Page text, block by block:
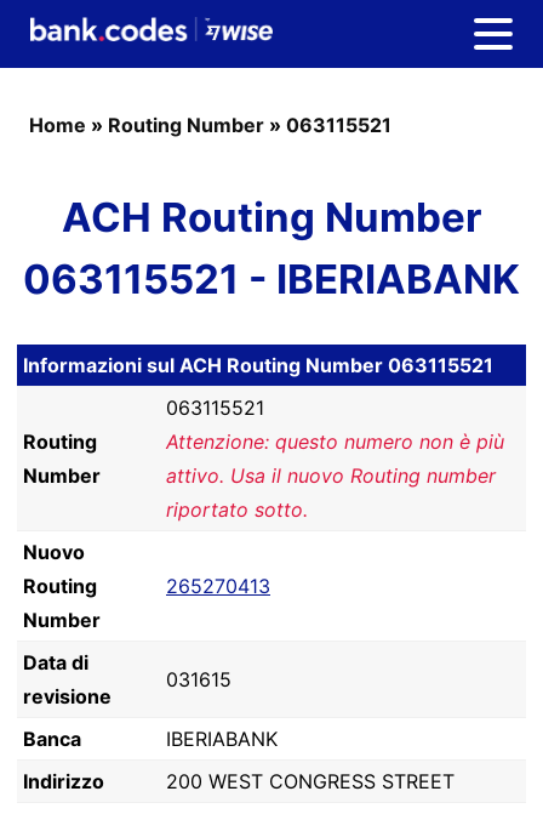
Home » Routing Number » 063115521
ACH Routing Number
063115521 - IBERIABANK
Informazioni sul ACH Routing Number 063115521
Routing
Number
063115521
Attenzione: questo numero non è più
attivo. Usa il nuovo Routing number
riportato sotto.
Nuovo
Routing
Number
265270413
Data di
revisione
031615
Banca
IBERIABANK
Indirizzo
200 WEST CONGRESS STREET